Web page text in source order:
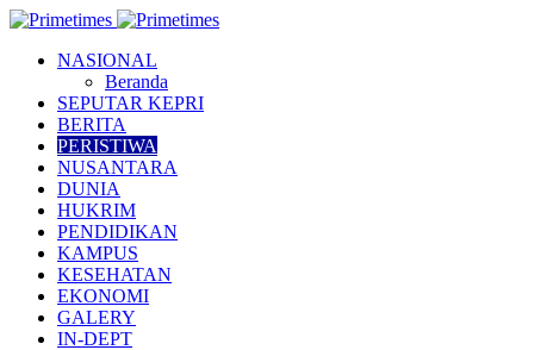
NASIONAL
Beranda
SEPUTAR KEPRI
BERITA
PERISTIWA
NUSANTARA
DUNIA
HUKRIM
PENDIDIKAN
KAMPUS
KESEHATAN
EKONOMI
GALERY
IN-DEPT